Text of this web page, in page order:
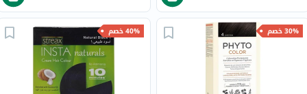
30% خصم 40% خصم